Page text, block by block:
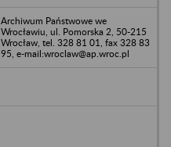
Archiwum Państwowe we
Wrocławiu, ul. Pomorska 2, 50-215
Wrocław, tel. 328 81 01, fax 328 83
95, e-mail:wroclaw@ap.wroc.pl